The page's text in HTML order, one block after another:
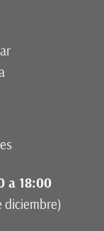
a 18:00
diciembre)